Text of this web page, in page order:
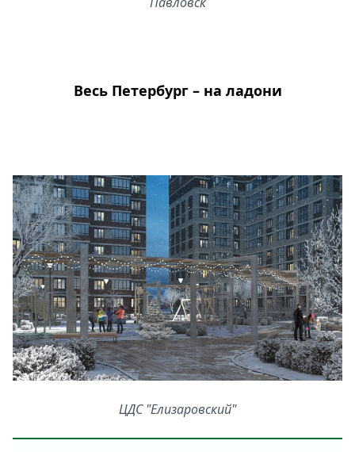
Весь Петербург – на ладони
ЦДС "Елизаровский"